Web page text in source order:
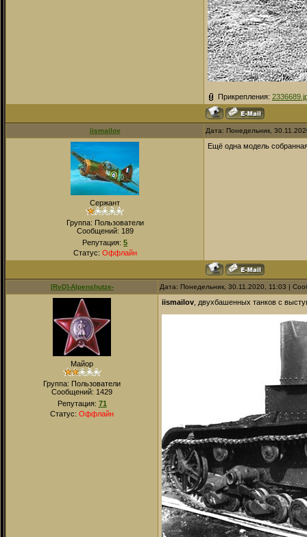
Прикрепления:
iismailov Дата: Понедельник,
Сержант
Группа: Пользователи
Сообщений: 189
Репутация: 5
Статус: Оффлайн
Ещё одна модель
[RvD]-Alpenshutze- Дата: Понедельник, 30.11.2020, 11:03 |
Майор
Группа: Пользователи
Сообщений: 1429
Репутация: 71
Статус: Оффлайн
iismailov , двухбашенных танков с